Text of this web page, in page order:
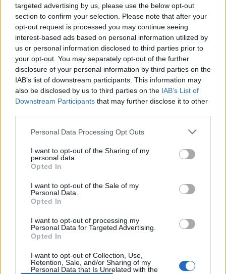
targeted advertising by us, please use the below opt-out
section to confirm your selection. Please note that after your
opt-out request is processed you may continue seeing
interest-based ads based on personal information utilized by
us or personal information disclosed to third parties prior to
your opt-out. You may separately opt-out of the further
disclosure of your personal information by third parties on the
IAB’s list of downstream participants. This information may
also be disclosed by us to third parties on the IAB’s List of
Downstream Participants that may further disclose it to other
Please note that this website/app uses one or more Google
not limited to your visit or usage behaviour. You may click to
grant or deny consent to Google and its third-party tags to
use your data for below specified purposes in below Google
consent section.
Personal Data Processing Opt Outs
I want to opt-out of the Sharing of my
personal data.
Opted In
I want to opt-out of the Sale of my
Personal Data.
Opted In
I want to opt-out of processing my
Personal Data for Targeted Advertising.
Opted In
I want to opt-out of Collection, Use,
Retention, Sale, and/or Sharing of my
Personal Data that Is Unrelated with the